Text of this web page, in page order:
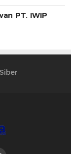
PT. IWIP